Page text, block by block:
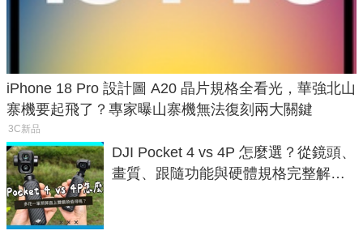
iPhone 18 Pro 設計圖 A20 晶片規格全看光，華強北山
寨機要起飛了？專家曝山寨機無法復刻兩大關鍵
3C新品
DJI Pocket 4 vs 4P 怎麼選？從鏡頭、
畫質、跟隨功能與硬體規格完整解